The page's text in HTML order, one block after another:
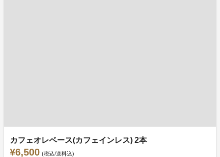
カフェオレベース(カフェインレス) 2本
¥6,500 (税込/送料込)